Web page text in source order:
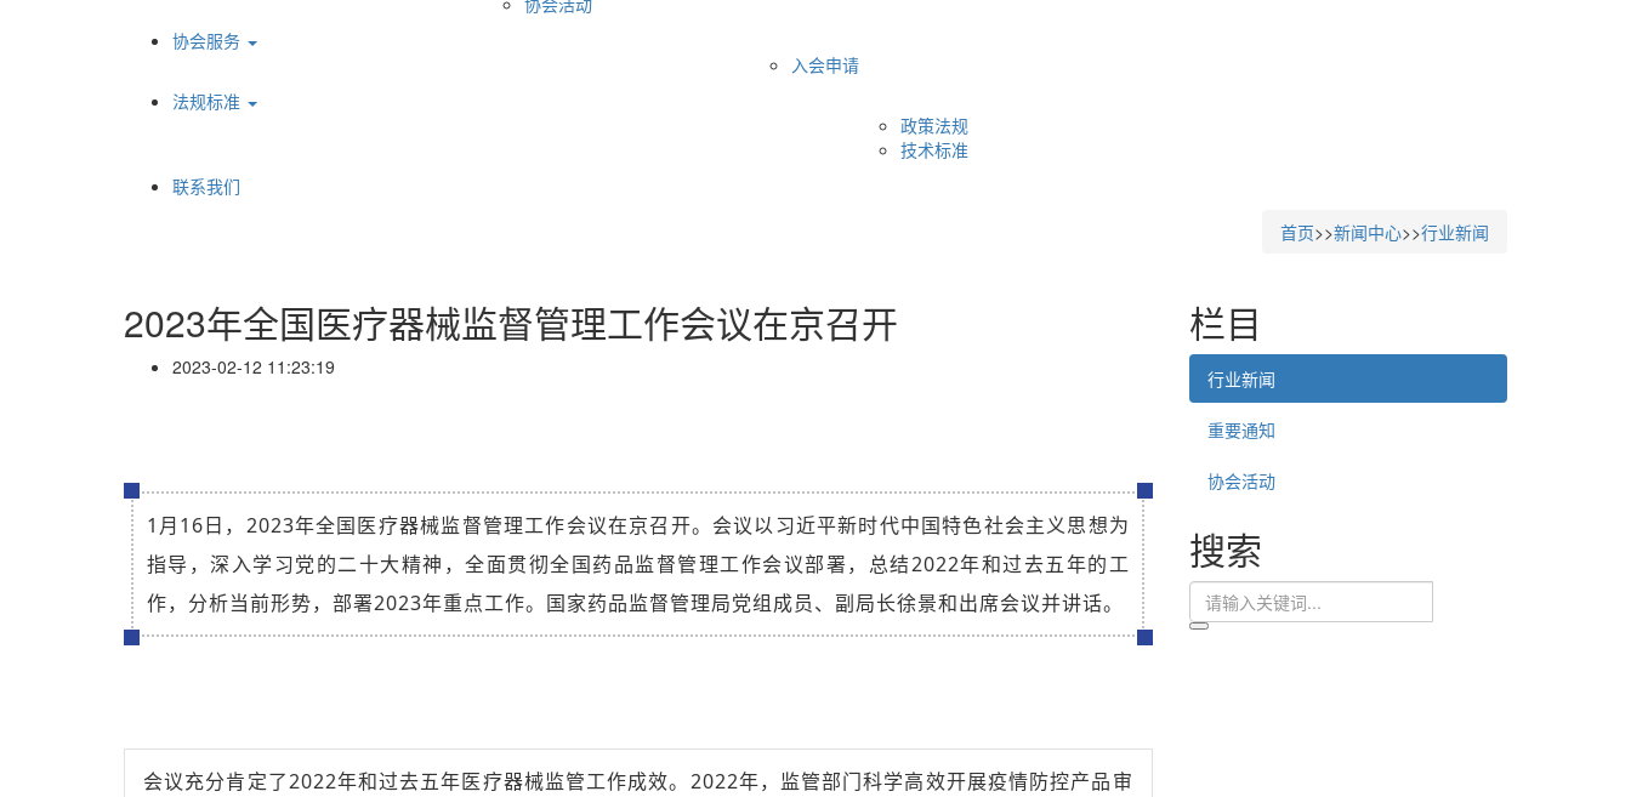
协会服务
入会申请
法规标准
政策法规
技术标准
联系我们
首页>>新闻中心>>行业新闻
2023年全国医疗器械监督管理工作会议在京召开
2023-02-12 11:23:19
1月16日，2023年全国医疗器械监督管理工作会议在京召开。会议以习近平新时代中国特色社会主义思想为
指导，深入学习党的二十大精神，全面贯彻全国药品监督管理工作会议部署，总结2022年和过去五年的工
作，分析当前形势，部署2023年重点工作。国家药品监督管理局党组成员、副局长徐景和出席会议并讲话。
会议充分肯定了2022年和过去五年医疗器械监管工作成效。2022年，监管部门科学高效开展疫情防控产品审
栏目
行业新闻
重要通知
协会活动
搜索